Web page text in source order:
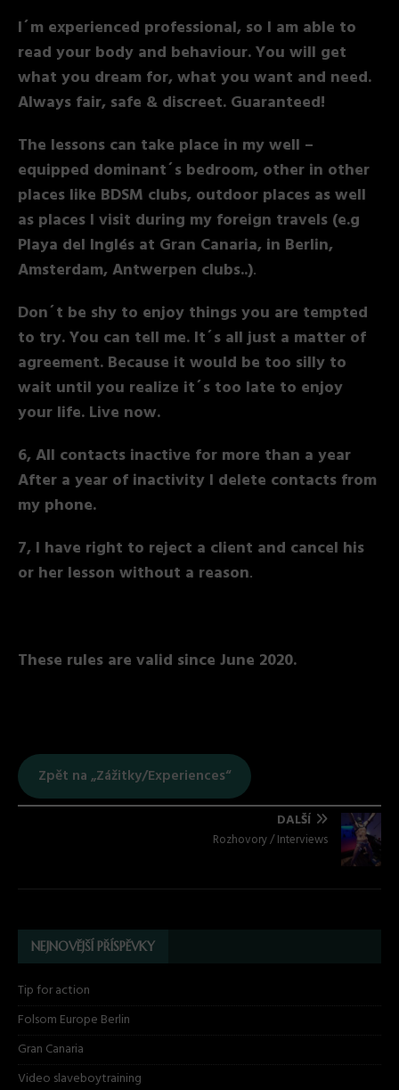
I´m experienced professional, so I am able to
read your body and behaviour. You will get
what you dream for, what you want and need.
Always fair, safe & discreet. Guaranteed!
The lessons can take place in my well –
equipped dominant´s bedroom, other in other
places like BDSM clubs, outdoor places as well
as places I visit during my foreign travels (e.g
Playa del Inglés at Gran Canaria, in Berlin,
Amsterdam, Antwerpen clubs..).
Don´t be shy to enjoy things you are tempted
to try. You can tell me. It´s all just a matter of
agreement. Because it would be too silly to
wait until you realize it´s too late to enjoy
your life. Live now.
6, All contacts inactive for more than a year
After a year of inactivity I delete contacts from
my phone.
7, I have right to reject a client and cancel his
or her lesson without a reason.
These rules are valid since June 2020.
Zpět na „Zážitky/Experiences“
DALŠÍ
Rozhovory / Interviews
NEJNOVĚJŠÍ PŘÍSPĚVKY
Tip for action
Folsom Europe Berlin
Gran Canaria
Video slaveboytraining